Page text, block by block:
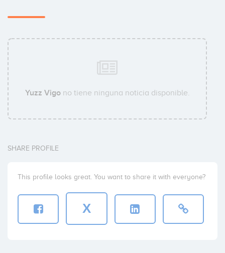
Yuzz Vigono tiene ninguna noticia disponible.
SHARE PROFILE
This profile looks great. You want to share it with everyone?
X